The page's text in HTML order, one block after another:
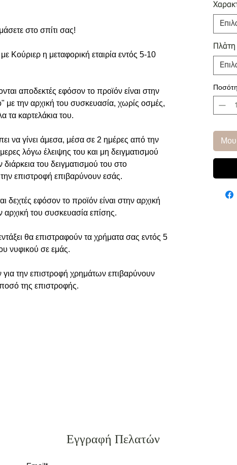
στο σπίτι σας!
Κούριερ η μεταφορική εταιρία εντός 5-10
αποδεκτές εφόσον το προϊόν είναι στην
με την αρχική του συσκευασία, χωρίς οσμές,
τα καρτελάκια του.
να γίνει άμεσα, μέσα σε 2 ημέρες από την
λόγω έλειψης του και μη δειγματισμού
του δειγματισμού του στο
επιστροφή επιβαρύνουν εσάς.
δεχτές εφόσον το προϊόν είναι στην αρχική
αρχική του συσκευασία επίσης.
θα επιστραφούν τα χρήματα σας εντός 5
νυφικού σε εμάς.
την επιστροφή χρημάτων επιβαρύνουν
της επιστροφής.
Πλάτη
Μου
Εγγραφή Πελατών